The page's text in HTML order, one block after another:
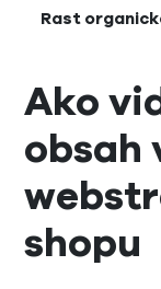
Rast
Ako
obsah
shopu